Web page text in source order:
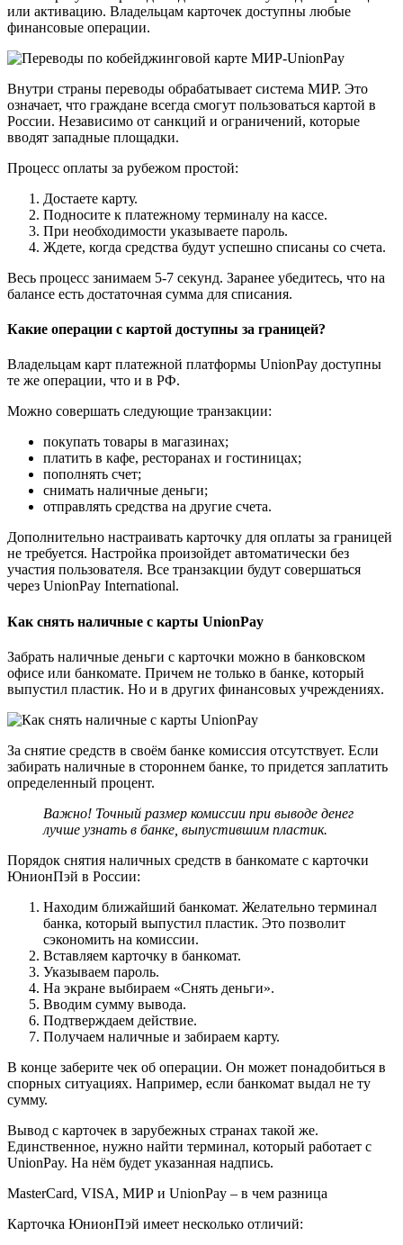
или активацию. Владельцам карточек доступны любые
финансовые операции.
Внутри страны переводы обрабатывает система МИР. Это
означает, что граждане всегда смогут пользоваться картой в
России. Независимо от санкций и ограничений, которые
вводят западные площадки.
Процесс оплаты за рубежом простой:
Достаете карту.
Подносите к платежному терминалу на кассе.
При необходимости указываете пароль.
Ждете, когда средства будут успешно списаны со счета.
Весь процесс занимаем 5-7 секунд. Заранее убедитесь, что на
балансе есть достаточная сумма для списания.
Какие операции с картой доступны за границей?
Владельцам карт платежной платформы UnionPay доступны
те же операции, что и в РФ.
Можно совершать следующие транзакции:
покупать товары в магазинах;
платить в кафе, ресторанах и гостиницах;
пополнять счет;
снимать наличные деньги;
отправлять средства на другие счета.
Дополнительно настраивать карточку для оплаты за границей
не требуется. Настройка произойдет автоматически без
участия пользователя. Все транзакции будут совершаться
через UnionPay International.
Как снять наличные с карты UnionPay
Забрать наличные деньги с карточки можно в банковском
офисе или банкомате. Причем не только в банке, который
выпустил пластик. Но и в других финансовых учреждениях.
За снятие средств в своём банке комиссия отсутствует. Если
забирать наличные в стороннем банке, то придется заплатить
определенный процент.
Важно! Точный размер комиссии при выводе денег
лучше узнать в банке, выпустившим пластик.
Порядок снятия наличных средств в банкомате с карточки
ЮнионПэй в России:
Находим ближайший банкомат. Желательно терминал
банка, который выпустил пластик. Это позволит
сэкономить на комиссии.
Вставляем карточку в банкомат.
Указываем пароль.
На экране выбираем «Снять деньги».
Вводим сумму вывода.
Подтверждаем действие.
Получаем наличные и забираем карту.
В конце заберите чек об операции. Он может понадобиться в
спорных ситуациях. Например, если банкомат выдал не ту
сумму.
Вывод с карточек в зарубежных странах такой же.
Единственное, нужно найти терминал, который работает с
UnionPay. На нём будет указанная надпись.
MasterCard, VISA, МИР и UnionPay – в чем разница
Карточка ЮнионПэй имеет несколько отличий: